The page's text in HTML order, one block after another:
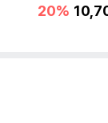
20%